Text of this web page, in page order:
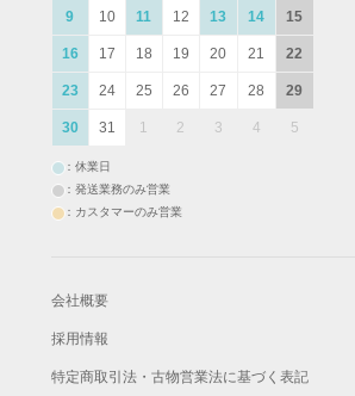
9 10 11 12 13 14 15
16 17 18 19 20 21 22
23 24 25 26 27 28 29
30 31 1 2 3 4 5
：休業日
：発送業務のみ営業
：カスタマーのみ営業
会社概要
採用情報
特定商取引法・古物営業法に基づく表記